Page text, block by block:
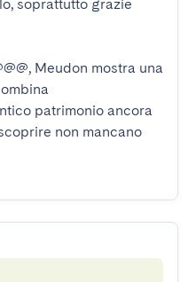
soprattutto grazie
Meudon mostra una
patrimonio ancora
non mancano